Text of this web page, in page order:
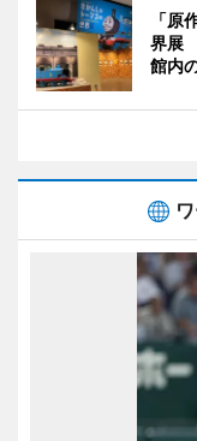
「
界展
館内